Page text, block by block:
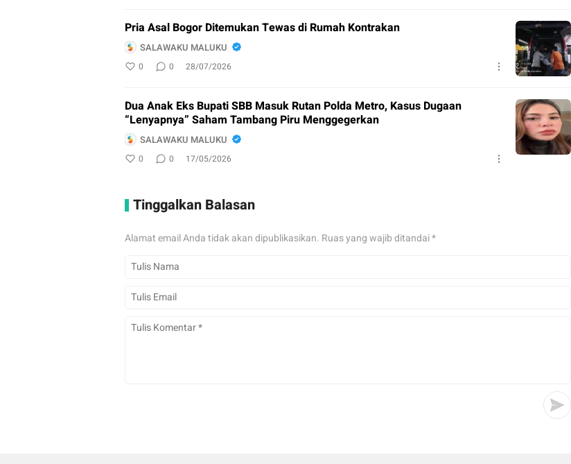
Pria Asal Bogor Ditemukan Tewas di Rumah Kontrakan
SALAWAKU MALUKU
0 0 28/07/2026
Dua Anak Eks Bupati SBB Masuk Rutan Polda Metro, Kasus Dugaan
“Lenyapnya” Saham Tambang Piru Menggegerkan
SALAWAKU MALUKU
0 0 17/05/2026
Tinggalkan Balasan
Alamat email Anda tidak akan dipublikasikan. Ruas yang wajib ditandai*